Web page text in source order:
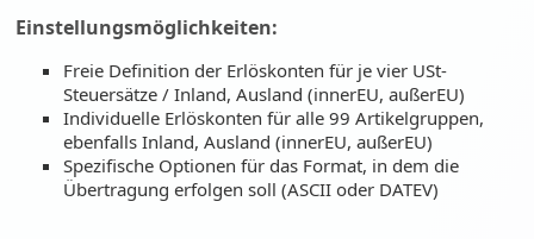
Einstellungsmöglichkeiten:
Freie Definition der Erlöskonten für je vier USt-
Steuersätze / Inland, Ausland (innerEU, außerEU)
Individuelle Erlöskonten für alle 99 Artikelgruppen,
ebenfalls Inland, Ausland (innerEU, außerEU)
Spezifische Optionen für das Format, in dem die
Übertragung erfolgen soll (ASCII oder DATEV)